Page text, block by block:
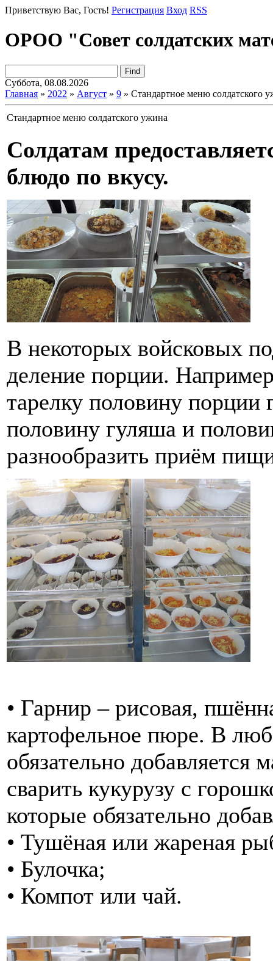
Приветствую Вас, Гость! Регистрация Вход RSS
ОРОО "Совет солдатских
Суббота, 08.08.2026
Главная » 2022 » Август » 9 » Стандартное меню солдатского
Стандартное меню солдатского ужина
Солдатам
блюдо по вкусу.
В некоторых войсковых
деление порции.
тарелку половину порции
половину гуляша и
разнообразить приём
• Гарнир – рисовая,
картофельное пюре. В
обязательно
сварить кукурузу с
которые обязательно
• Тушёная или жареная
• Булочка;
• Компот или чай.